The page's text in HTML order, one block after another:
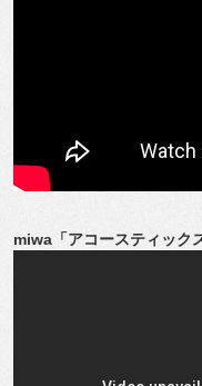
miwa「アコースティック